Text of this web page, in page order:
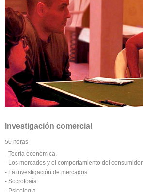
Investigación comercial
50 horas
- Teoría económica.
- Los mercados y el comportamiento del consumidor.
- La investigación de mercados.
- Socrotoaía.
- Psicología.